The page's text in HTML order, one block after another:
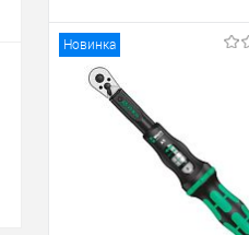
Купить в 1 клик
В избранное
Новинка